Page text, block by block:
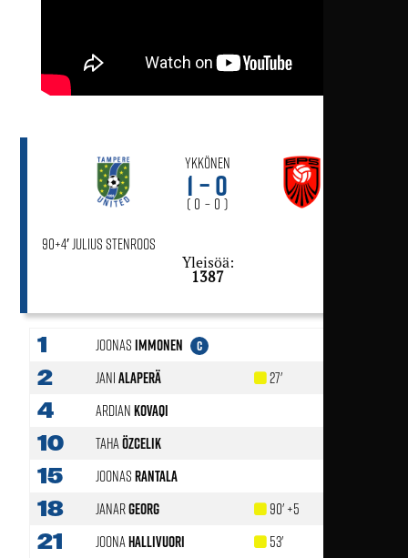
Ykkönen
1 – 0
( 0 – 0 )
90+4′ Julius Stenroos
Yleisöä:
1387
1 JoonasImmonen C
2 JaniAlaperä 27'
4 ArdianKovaqi
10 TahaÖzcelik
15 JoonasRantala
18 JanarGeorg 90' +5
21 JoonaHallivuori 53'